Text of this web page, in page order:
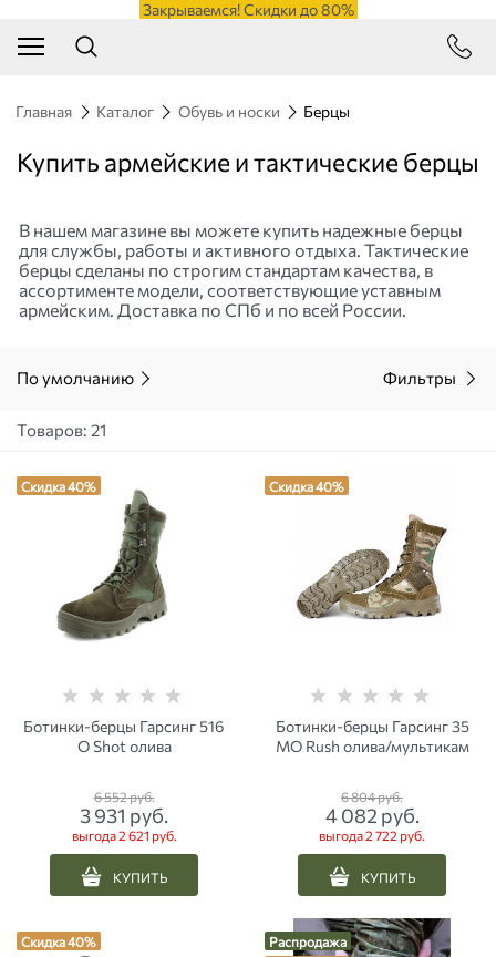
Закрываемся! Скидки до 80%
Главная Каталог Обувь и носки Берцы
Купить армейские и тактические берцы
В нашем магазине вы можете купить надежные берцы
для службы, работы и активного отдыха. Тактические
берцы сделаны по строгим стандартам качества, в
ассортименте модели, соответствующие уставным
армейским. Доставка по СПб и по всей России.
По умолчанию Фильтры
Товаров: 21
Скидка 40%
Ботинки-берцы Гарсинг 516
О Shot олива
6 552 руб.
3 931 руб.
выгода2 621 руб.
КУПИТЬ
Скидка 40%
Ботинки-берцы Гарсинг 35
МО Rush олива/мультикам
6 804 руб.
4 082 руб.
выгода2 722 руб.
КУПИТЬ
Скидка 40%
Распродажа